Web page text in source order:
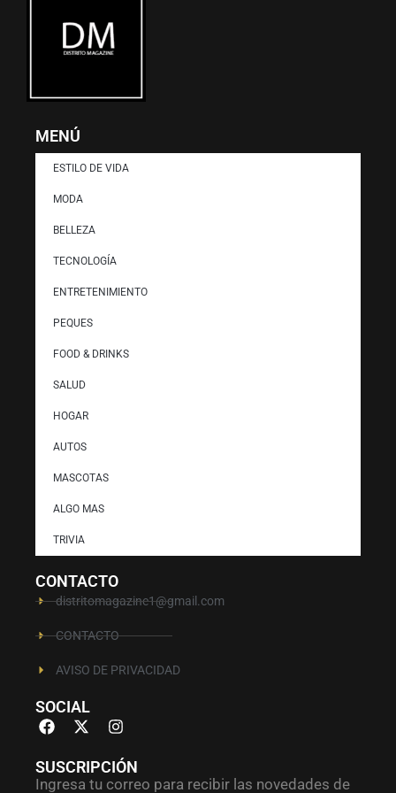
MENÚ
ESTILO DE VIDA
MODA
BELLEZA
TECNOLOGÍA
ENTRETENIMIENTO
PEQUES
FOOD & DRINKS
SALUD
HOGAR
AUTOS
MASCOTAS
ALGO MAS
TRIVIA
CONTACTO
distritomagazine1@gmail.com
CONTACTO
AVISO DE PRIVACIDAD
SOCIAL
SUSCRIPCIÓN
Ingresa tu correo para recibir las novedades de